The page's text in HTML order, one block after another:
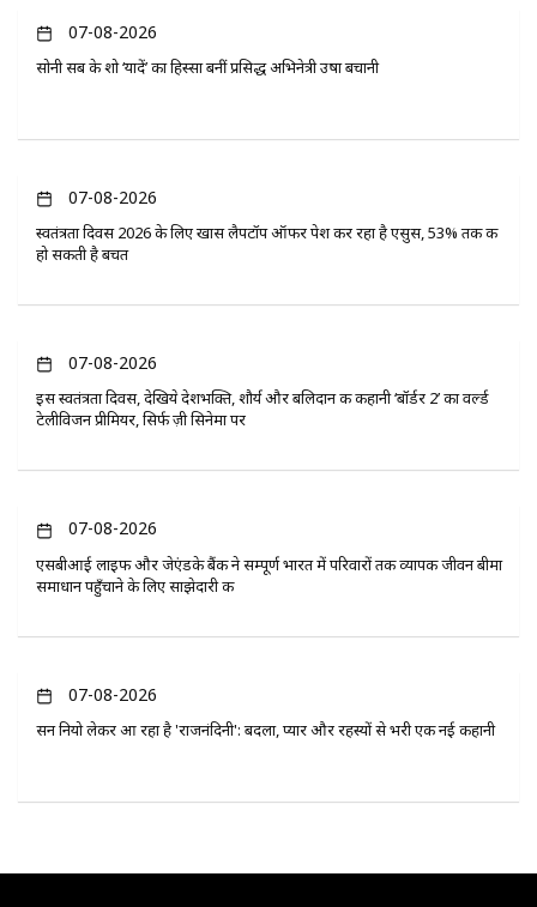
07-08-2026
सोनी सब के शो ‘यादें’ का हिस्सा बनीं प्रसिद्ध अभिनेत्री उषा बचानी
07-08-2026
स्वतंत्रता दिवस 2026 के लिए खास लैपटॉप ऑफर पेश कर रहा है एसुस, 53% तक की
हो सकती है बचत
07-08-2026
इस स्वतंत्रता दिवस, देखिये देशभक्ति, शौर्य और बलिदान की कहानी ‘बॉर्डर 2’ का वर्ल्ड
टेलीविजन प्रीमियर, सिर्फ ज़ी सिनेमा पर
07-08-2026
एसबीआई लाइफ और जेएंडके बैंक ने सम्पूर्ण भारत में परिवारों तक व्यापक जीवन बीमा
समाधान पहुँचाने के लिए साझेदारी की
07-08-2026
सन नियो लेकर आ रहा है 'राजनंदिनी': बदला, प्यार और रहस्यों से भरी एक नई कहानी